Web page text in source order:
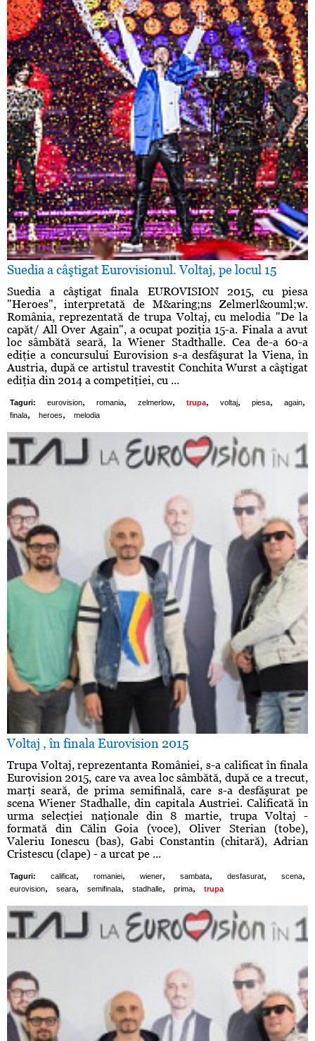
Suedia a câştigat Eurovisionul. Voltaj, pe locul 15
Suedia a câştigat finala EUROVISION 2015, cu piesa
"Heroes", interpretată de M&aring;ns Zelmerl&ouml;w.
România, reprezentată de trupa Voltaj, cu melodia "De la
capăt/ All Over Again", a ocupat poziţia 15-a. Finala a avut
loc sâmbătă seară, la Wiener Stadthalle. Cea de-a 60-a
ediţie a concursului Eurovision s-a desfăşurat la Viena, în
Austria, după ce artistul travestit Conchita Wurst a câştigat
ediţia din 2014 a competiţiei, cu ...
Taguri: eurovision, romania, zelmerlow, trupa, voltaj, piesa, again,
finala, heroes, melodia
Voltaj , în finala Eurovision 2015
Trupa Voltaj, reprezentanta României, s-a calificat în finala
Eurovision 2015, care va avea loc sâmbătă, după ce a trecut,
marţi seară, de prima semifinală, care s-a desfăşurat pe
scena Wiener Stadhalle, din capitala Austriei. Calificată în
urma selecţiei naţionale din 8 martie, trupa Voltaj -
formată din Călin Goia (voce), Oliver Sterian (tobe),
Valeriu Ionescu (bas), Gabi Constantin (chitară), Adrian
Cristescu (clape) - a urcat pe ...
Taguri: calificat, romaniei, wiener, sambata, desfasurat, scena,
eurovision, seara, semifinala, stadhalle, prima, trupa